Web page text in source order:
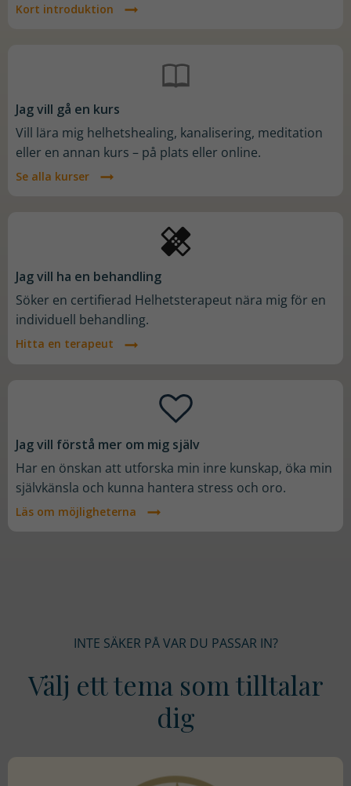
Kort introduktion
Jag vill gå en kurs
Vill lära mig helhetshealing, kanalisering, meditation
eller en annan kurs – på plats eller online.
Se alla kurser
Jag vill ha en behandling
Söker en certifierad Helhetsterapeut nära mig för en
individuell behandling.
Hitta en terapeut
Jag vill förstå mer om mig själv
Har en önskan att utforska min inre kunskap, öka min
självkänsla och kunna hantera stress och oro.
Läs om möjligheterna
INTE SÄKER PÅ VAR DU PASSAR IN?
Välj ett tema som tilltalar
dig